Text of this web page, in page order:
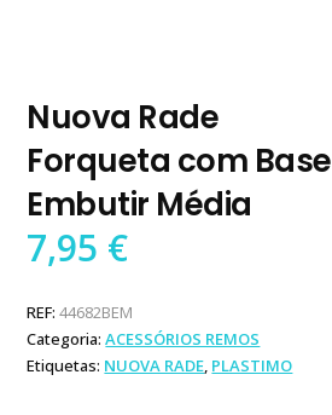
Nuova Rade
Forqueta com Base
Embutir Média
7,95 €
REF:44682BEM
Categoria:ACESSÓRIOS REMOS
Etiquetas: NUOVA RADE, PLASTIMO